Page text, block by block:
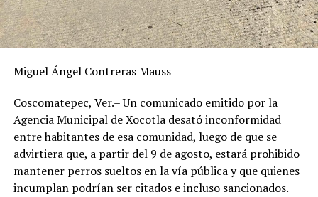
Miguel Ángel Contreras Mauss
Coscomatepec, Ver.– Un comunicado emitido por la
Agencia Municipal de Xocotla desató inconformidad
entre habitantes de esa comunidad, luego de que se
advirtiera que, a partir del 9 de agosto, estará prohibido
mantener perros sueltos en la vía pública y que quienes
incumplan podrían ser citados e incluso sancionados.